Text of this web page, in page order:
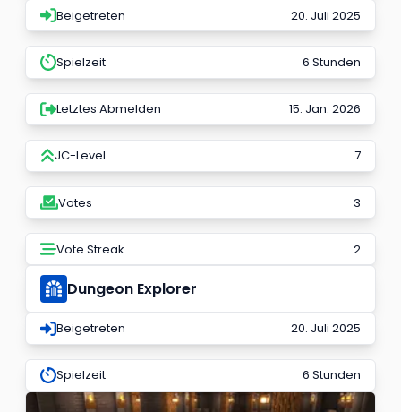
Beigetreten 20. Juli 2025
Spielzeit 6 Stunden
Letztes Abmelden 15. Jan. 2026
JC-Level 7
Votes 3
Vote Streak 2
Dungeon Explorer
Beigetreten 20. Juli 2025
Spielzeit 6 Stunden